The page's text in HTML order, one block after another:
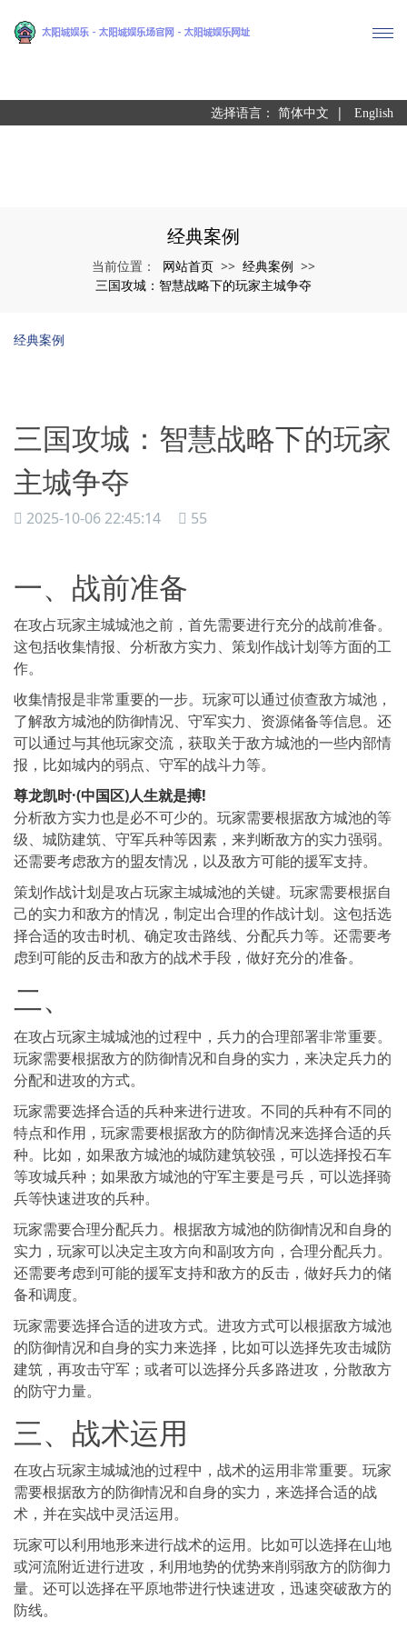
尊龙凯时
选择语言： 简体中文 | English
经典案例
当前位置： 网站首页 >> 经典案例 >>
三国攻城：智慧战略下的玩家主城争夺
经典案例
三国攻城：智慧战略下的玩家
主城争夺
2025-10-06 22:45:14 55
一、战前准备
在攻占玩家主城城池之前，首先需要进行充分的战前准备。
这包括收集情报、分析敌方实力、策划作战计划等方面的工
作。
收集情报是非常重要的一步。玩家可以通过侦查敌方城池，
了解敌方城池的防御情况、守军实力、资源储备等信息。还
可以通过与其他玩家交流，获取关于敌方城池的一些内部情
报，比如城内的弱点、守军的战斗力等。
尊龙凯时·(中国区)人生就是搏!
分析敌方实力也是必不可少的。玩家需要根据敌方城池的等
级、城防建筑、守军兵种等因素，来判断敌方的实力强弱。
还需要考虑敌方的盟友情况，以及敌方可能的援军支持。
策划作战计划是攻占玩家主城城池的关键。玩家需要根据自
己的实力和敌方的情况，制定出合理的作战计划。这包括选
择合适的攻击时机、确定攻击路线、分配兵力等。还需要考
虑到可能的反击和敌方的战术手段，做好充分的准备。
二、
在攻占玩家主城城池的过程中，兵力的合理部署非常重要。
玩家需要根据敌方的防御情况和自身的实力，来决定兵力的
分配和进攻的方式。
玩家需要选择合适的兵种来进行进攻。不同的兵种有不同的
特点和作用，玩家需要根据敌方的防御情况来选择合适的兵
种。比如，如果敌方城池的城防建筑较强，可以选择投石车
等攻城兵种；如果敌方城池的守军主要是弓兵，可以选择骑
兵等快速进攻的兵种。
玩家需要合理分配兵力。根据敌方城池的防御情况和自身的
实力，玩家可以决定主攻方向和副攻方向，合理分配兵力。
还需要考虑到可能的援军支持和敌方的反击，做好兵力的储
备和调度。
玩家需要选择合适的进攻方式。进攻方式可以根据敌方城池
的防御情况和自身的实力来选择，比如可以选择先攻击城防
建筑，再攻击守军；或者可以选择分兵多路进攻，分散敌方
的防守力量。
三、战术运用
在攻占玩家主城城池的过程中，战术的运用非常重要。玩家
需要根据敌方的防御情况和自身的实力，来选择合适的战
术，并在实战中灵活运用。
玩家可以利用地形来进行战术的运用。比如可以选择在山地
或河流附近进行进攻，利用地势的优势来削弱敌方的防御力
量。还可以选择在平原地带进行快速进攻，迅速突破敌方的
防线。